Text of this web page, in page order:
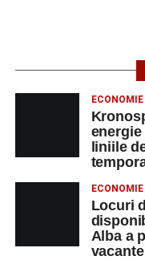
ECONOMIE
energie
liniile
ECONOMIE
Locuri
Alba a
vacante